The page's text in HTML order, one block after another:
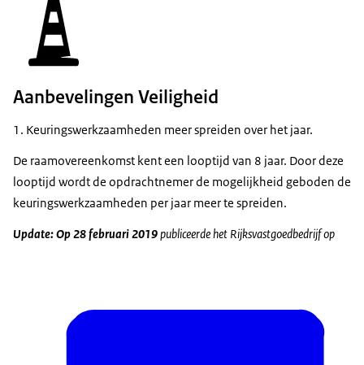
Aanbevelingen Veiligheid
Keuringswerkzaamheden meer spreiden over het jaar.
De raamovereenkomst kent een looptijd van 8 jaar. Door deze
looptijd wordt de opdrachtnemer de mogelijkheid geboden de
keuringswerkzaamheden per jaar meer te spreiden.
Update: Op 28 februari 2019publiceerde het Rijksvastgoedbedrijf op